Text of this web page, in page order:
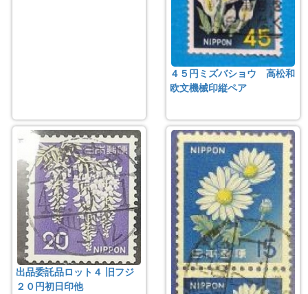
４５円ミズバショウ 高松和
欧文機械印縦ペア
出品委託品ロット４ 旧フジ
２０円初日印他